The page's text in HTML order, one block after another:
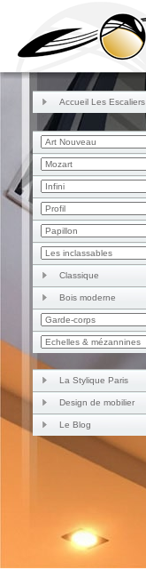
Accueil Les Escaliers
Classique
Bois moderne
La Stylique Paris
Design de mobilier
Le Blog